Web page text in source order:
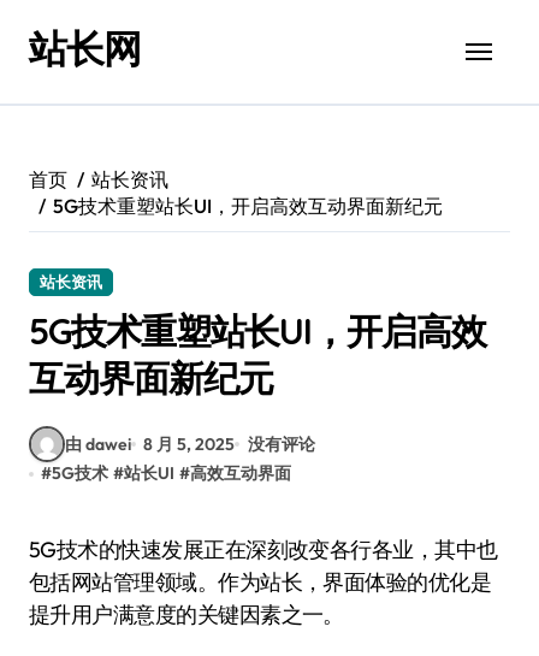
站长网
首页
站长资讯
5G技术重塑站长UI，开启高效互动界面新纪元
站长资讯
5G技术重塑站长UI，开启高效
互动界面新纪元
由 dawei 8 月 5, 2025 没有评论
#5G技术 #站长UI #高效互动界面
5G技术的快速发展正在深刻改变各行各业，其中也
包括网站管理领域。作为站长，界面体验的优化是
提升用户满意度的关键因素之一。